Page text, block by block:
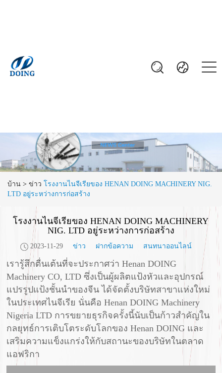
บ้าน > ข่าว โรงงานไนจีเรียของ HENAN DOING MACHINERY NIG.
LTD อยู่ระหว่างการก่อสร้าง
โรงงานไนจีเรียของ HENAN DOING MACHINERY
NIG. LTD อยู่ระหว่างการก่อสร้าง
2023-11-29 ข่าว ฝากข้อความ สนทนาออนไลน์
เรารู้สึกตื่นเต้นที่จะประกาศว่า Henan DOING
Machinery CO, LTD ซึ่งเป็นผู้ผลิตแป้งหัวและอุปกรณ์
แปรรูปแป้งชั้นนำของจีน ได้จัดตั้งบริษัทสาขาแห่งใหม่
ในประเทศไนจีเรีย นั่นคือ Henan DOING Machinery
Nigeria LTD การขยายธุรกิจครั้งนี้นับเป็นก้าวสำคัญใน
กลยุทธ์การเติบโตระดับโลกของ Henan DOING และ
เสริมความแข็งแกร่งให้กับสถานะของบริษัทในตลาด
แอฟริกา